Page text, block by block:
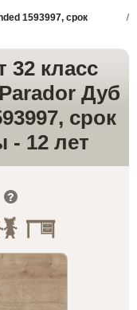
1593997, срок
32 класс
Дуб
срок
- 12 лет